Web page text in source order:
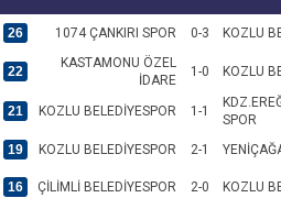
26 1074 ÇANKIRI SPOR 0-3 KOZLU
22
KASTAMONU ÖZEL
İDARE
1-0 KOZLU
21 KOZLU BELEDİYESPOR 1-1
SPOR
19 KOZLU BELEDİYESPOR 2-1
16 ÇİLİMLİ BELEDİYESPOR 2-0 KOZLU